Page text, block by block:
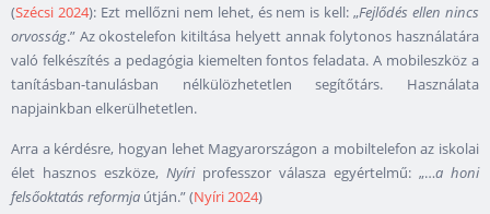
(Szécsi 2024): Ezt mellőzni nem lehet, és nem is kell: „Fejlődés ellen nincs
orvosság.” Az okostelefon kitiltása helyett annak folytonos használatára
való felkészítés a pedagógia kiemelten fontos feladata. A mobileszköz a
tanításban-tanulásban nélkülözhetetlen segítőtárs. Használata
napjainkban elkerülhetetlen.
Arra a kérdésre, hogyan lehet Magyarországon a mobiltelefon az iskolai
élet hasznos eszköze, Nyíriprofesszor válasza egyértelmű: „…a honi
felsőoktatás reformja útján.” (Nyíri 2024)